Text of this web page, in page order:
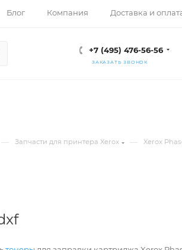
Блог Компания Доставка и
+7 (495) 476-56-56
ЗАКАЗАТЬ ЗВОНОК
— Запчасти для принтера Xerox — Xerox